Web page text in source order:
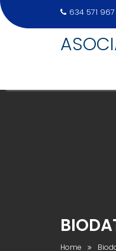
634 571 967
Home